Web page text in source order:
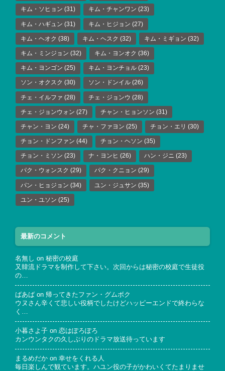
キム・ソヒョン (31) キム・チャンワン (23)
キム・ハギュン (31) キム・ヒジョン (27)
キム・ヘオク (38) キム・ヘスク (32) キム・ミギョン (32)
キム・ミンジョン (32) キム・ヨンオク (36)
キム・ヨンゴン (25) キム・ヨンチョル (23)
ソン・オクスク (30) ソン・ドンイル (26)
チェ・イルファ (28) チェ・ジョンウ (28)
チェ・ジョンウォン (27) チャン・ヒョンソン (31)
チャン・ヨン (24) チャ・ファヨン (25) チョン・エリ (30)
チョン・ドンファン (44) チョン・ヘソン (35)
チョン・ミソン (23) ナ・ヨンヒ (26) ハン・ジニ (23)
パク・ウォンスク (29) パク・クニョン (29)
パン・ヒョジョン (34) ユン・ジュサン (35)
ユン・ユソン (25)
最新のコメント
名無し on 秘密の校庭
又韓流ドラマを制作して下さい。次回からは秘密の校庭で生徒役
の…
ばあば on 帰ってきたファン・グムボク
ウヌさん辛くて悲しい役柄でしたけどハッピーエンドで終わらな
く…
小暮さよ子 on 恋はぽろぽろ
カンウンタクの久しぶりのドラマ放送待っています
まるめだか on 幸せをくれる人
毎日楽しんで観ています。ハユン役の子がかわいくてたまりませ